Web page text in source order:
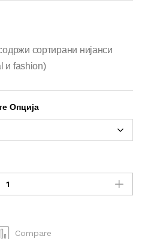
сортирани нијанси
и fashion)
Опција
Compare